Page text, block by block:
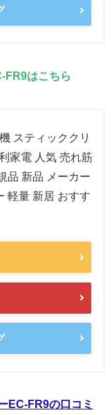
FR9はこちら
スティッククリ
家電 人気 売れ筋
品 新品 メーカー
軽量 新居 おすす
EC-FR9の口コミ